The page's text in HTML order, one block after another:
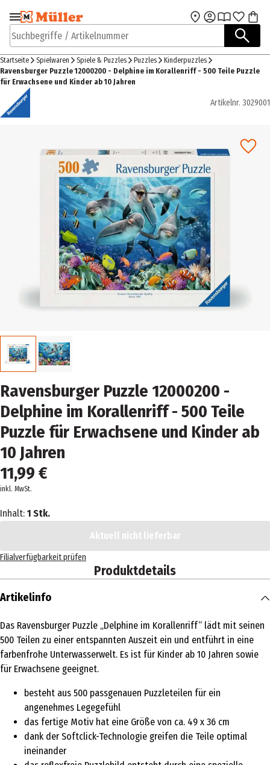
Zur Navigation
springen
Zum Hauptinhalt
Suchbegriffe / Artikelnummer
Startseite Spielwaren Spiele & Puzzles Puzzles
Kinderpuzzles
Ravensburger Puzzle 12000200 - Delphine im Korallenriff - 500 Teile Puzzle
für Erwachsene und Kinder ab 10 Jahren
Artikelnr. 3029001
Ravensburger Puzzle 12000200 -
Delphine im Korallenriff - 500 Teile
Puzzle für Erwachsene und Kinder ab
10 Jahren
11,99 €
inkl. MwSt.
Inhalt: 1 Stk.
Aktuell nicht lieferbar
Filialverfügbarkeit prüfen
Produktdetails
Artikelinfo
Das Ravensburger Puzzle „Delphine im Korallenriff“ lädt mit seinen
500 Teilen zu einer entspannten Auszeit ein und entführt in eine
farbenfrohe Unterwasserwelt. Es ist für Kinder ab 10 Jahren sowie
für Erwachsene geeignet.
besteht aus 500 passgenauen Puzzleteilen für ein
angenehmes Legegefühl
das fertige Motiv hat eine Größe von ca. 49 x 36 cm
dank der Softclick-Technologie greifen die Teile optimal
ineinander